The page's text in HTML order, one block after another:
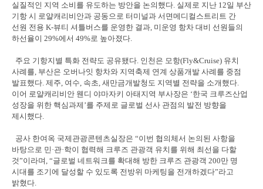
실질적인 지역 소비를 유도하는 방안을 논의했다. 실제로 지난 12일 부산
기항 시 로얄캐리비안과 공동으로 터미널과 서면메디컬스트리트 간
선원 전용 K-뷰티 셔틀버스를 운영한 결과, 미운영 항차 대비 선원들의
하선율이 29%에서 49%로 높아졌다.
주요 기항지별 특화 전략도 공유됐다. 인천은 모항(Fly&Cruise) 유치
사례를, 부산은 오버나잇 항차와 지역축제 연계 상품개발 사례를 중점
발표했다. 제주, 여수, 속초, 새만금개발청도 지역별 전략을 소개했다.
이어 로얄캐리비안 웬디 야마자키 아태지역 부사장은 ‘한국 크루즈산업
성장을 위한 핵심과제’를 주제로 글로벌 선사 관점의 발전 방향을
제시했다.
공사 한여옥 국제관광콘텐츠실장은 “이번 협의체서 논의된 사항을
바탕으로 민·관·학이 협력해 크루즈 관광객 유치를 위해 최선을 다할
것”이라며, “글로벌 네트워크를 확대해 방한 크루즈 관광객 200만 명
시대를 조기에 달성할 수 있도록 전방위 마케팅을 전개하겠다”라고
밝혔다.